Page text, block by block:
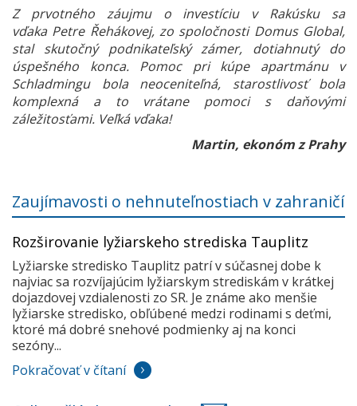
Z prvotného záujmu o investíciu v Rakúsku sa
vďaka Petre Řehákovej, zo spoločnosti Domus Global,
stal skutočný podnikateľský zámer, dotiahnutý do
úspešného konca. Pomoc pri kúpe apartmánu v
Schladmingu bola neoceniteľná, starostlivosť bola
komplexná a to vrátane pomoci s daňovými
záležitosťami. Veľká vďaka!
Martin, ekonóm z Prahy
Zaujímavosti o nehnuteľnostiach v zahraničí
Rozširovanie lyžiarskeho strediska Tauplitz
Lyžiarske stredisko Tauplitz patrí v súčasnej dobe k
najviac sa rozvíjajúcim lyžiarskym strediskám v krátkej
dojazdovej vzdialenosti zo SR. Je známe ako menšie
lyžiarske stredisko, obľúbené medzi rodinami s deťmi,
ktoré má dobré snehové podmienky aj na konci
sezóny...
Pokračovať v čítaní